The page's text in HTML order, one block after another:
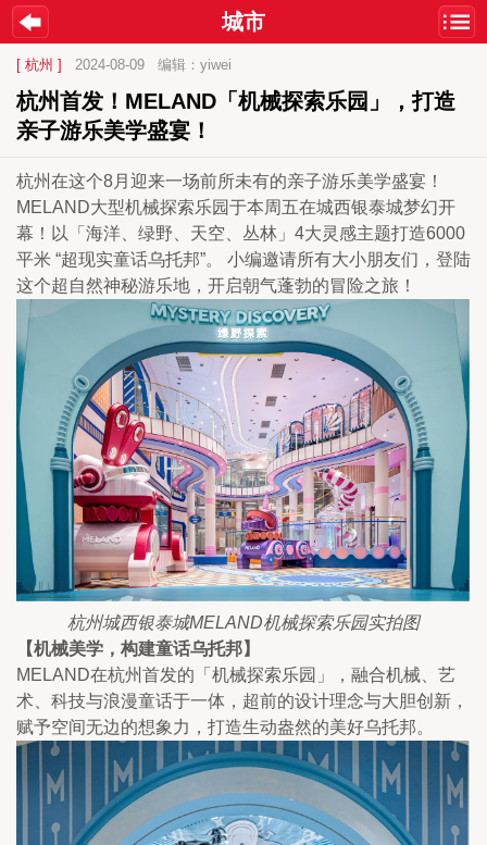
城市
[ 杭州 ] 2024-08-09 编辑：yiwei
杭州首发！MELAND「机械探索乐园」，打造
亲子游乐美学盛宴！
杭州在这个8月迎来一场前所未有的亲子游乐美学盛宴！
MELAND大型机械探索乐园于本周五在城西银泰城梦幻开
幕！以「海洋、绿野、天空、丛林」4大灵感主题打造6000
平米 “超现实童话乌托邦”。 小编邀请所有大小朋友们，登陆
这个超自然神秘游乐地，开启朝气蓬勃的冒险之旅！
杭州城西银泰城MELAND机械探索乐园实拍图
【机械美学，构建童话乌托邦】
MELAND在杭州首发的「机械探索乐园」，融合机械、艺
术、科技与浪漫童话于一体，超前的设计理念与大胆创新，
赋予空间无边的想象力，打造生动盎然的美好乌托邦。